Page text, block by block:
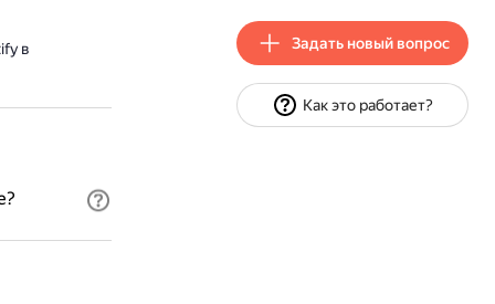
в
Задать новый вопрос
Как это работает?